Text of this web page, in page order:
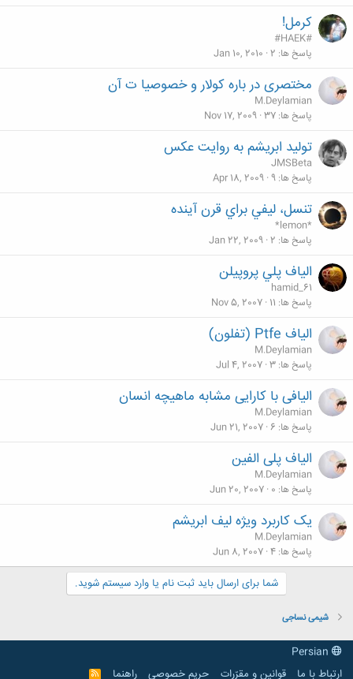
كرمل!
#HAEK#
پاسخ ها 2
Jan 10, 2010
مختصری در باره کولار و خصوصیا ت آن
M.Deylamian
پاسخ ها 37
Nov 17, 2009
تولید ابریشم به روایت عکس
JMSBeta
پاسخ ها 9
Apr 18, 2009
تنسل، ليفي براي قرن آينده
*lemon*
پاسخ ها 2
Jan 22, 2009
الياف پلي پروپيلن
hamid_61
پاسخ ها 11
Nov 5, 2007
الیاف Ptfe (تفلون)
M.Deylamian
پاسخ ها 3
Jul 4, 2007
الیافی با کارایی مشابه ماهیچه انسان
M.Deylamian
پاسخ ها 6
Jun 21, 2007
الیاف پلی الفین
M.Deylamian
پاسخ ها 0
Jun 20, 2007
یک کاربرد ویژه لیف ابریشم
M.Deylamian
پاسخ ها 4
Jun 8, 2007
شما برای ارسال باید ثبت نام یا وارد سیستم شوید.
شیمی نساجی
ارتباط با ما
قوانین و مقرّرات حریم خصوصی راهنما
R